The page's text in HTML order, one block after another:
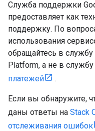
Служба поддержки
предоставляет как
поддержку. По
использования
обращайтесь в
Platform, а не в службу
платежей
.
Если вы обнаружите,
даны ответы на Stack
отслеживания ошибок